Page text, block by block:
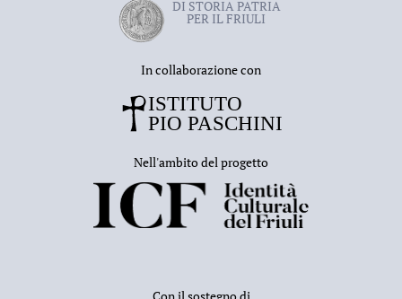
DI STORIA PATRIA
PER IL FRIULI
In collaborazione con
Nell'ambito del progetto
Con il sostegno di